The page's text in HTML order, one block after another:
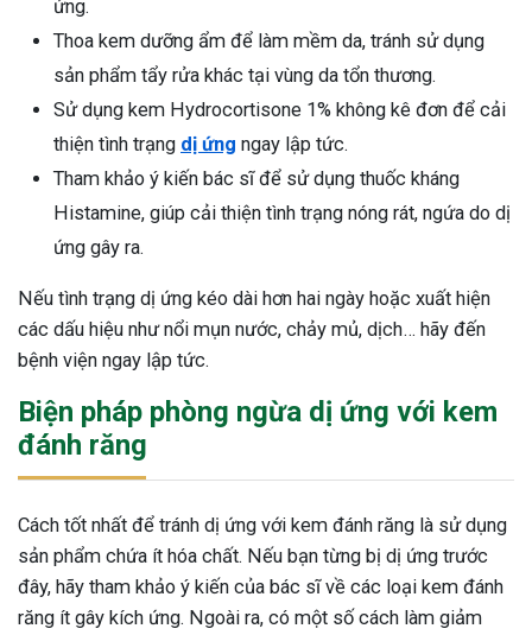
ứng.
Thoa kem dưỡng ẩm để làm mềm da, tránh sử dụng
sản phẩm tẩy rửa khác tại vùng da tổn thương.
Sử dụng kem Hydrocortisone 1% không kê đơn để cải
thiện tình trạng dị ứng ngay lập tức.
Tham khảo ý kiến bác sĩ để sử dụng thuốc kháng
Histamine, giúp cải thiện tình trạng nóng rát, ngứa do dị
ứng gây ra.
Nếu tình trạng dị ứng kéo dài hơn hai ngày hoặc xuất hiện
các dấu hiệu như nổi mụn nước, chảy mủ, dịch… hãy đến
bệnh viện ngay lập tức.
Biện pháp phòng ngừa dị ứng với kem
đánh răng
Cách tốt nhất để tránh dị ứng với kem đánh răng là sử dụng
sản phẩm chứa ít hóa chất. Nếu bạn từng bị dị ứng trước
đây, hãy tham khảo ý kiến của bác sĩ về các loại kem đánh
răng ít gây kích ứng. Ngoài ra, có một số cách làm giảm